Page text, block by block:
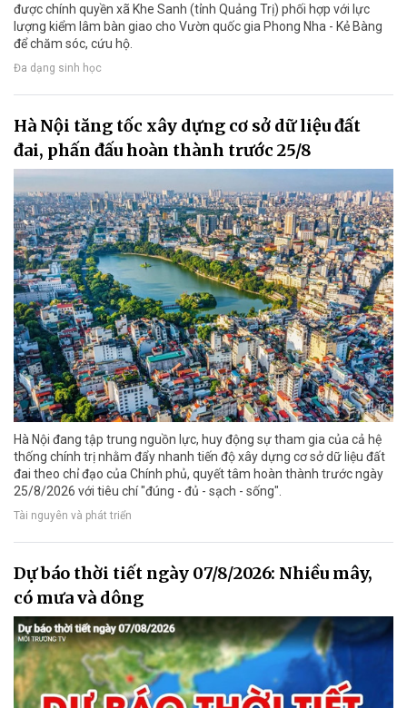
được chính quyền xã Khe Sanh (tỉnh Quảng Trị) phối hợp với lực
lượng kiểm lâm bàn giao cho Vườn quốc gia Phong Nha - Kẻ Bàng
để chăm sóc, cứu hộ.
Đa dạng sinh học
Hà Nội tăng tốc xây dựng cơ sở dữ liệu đất
đai, phấn đấu hoàn thành trước 25/8
Hà Nội đang tập trung nguồn lực, huy động sự tham gia của cả hệ
thống chính trị nhằm đẩy nhanh tiến độ xây dựng cơ sở dữ liệu đất
đai theo chỉ đạo của Chính phủ, quyết tâm hoàn thành trước ngày
25/8/2026 với tiêu chí "đúng - đủ - sạch - sống".
Tài nguyên và phát triển
Dự báo thời tiết ngày 07/8/2026: Nhiều mây,
có mưa và dông